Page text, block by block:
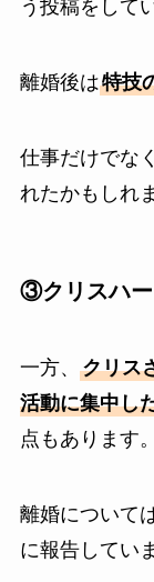
う投稿をして
離婚後は特技
仕事だけでな
れたかもしれ
③クリスハー
一方、 クリス
活動に集中し
点もあります。
離婚について
に報告してい